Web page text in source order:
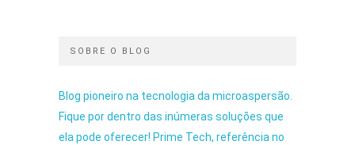
SOBRE O BLOG
Blog pioneiro na tecnologia da microaspersão.
Fique por dentro das inúmeras soluções que
ela pode oferecer! Prime Tech, referência no